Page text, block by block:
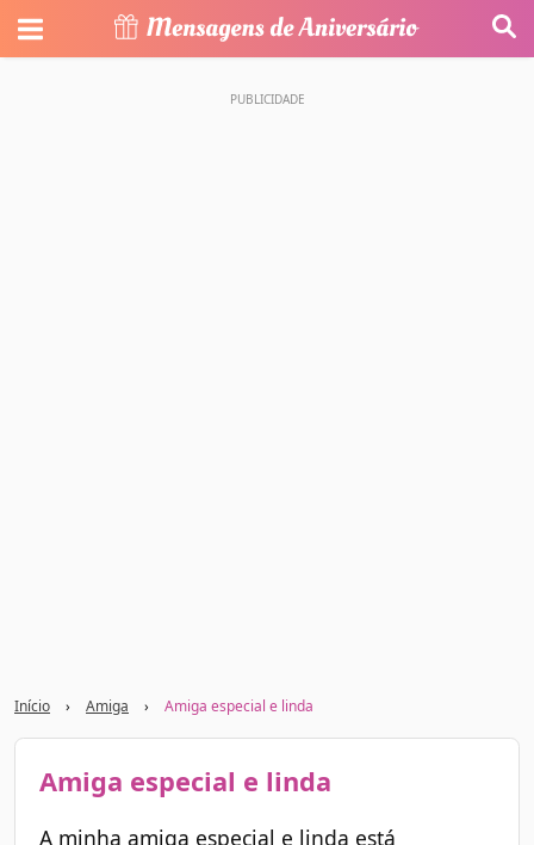
Início › Amiga › Amiga especial e linda
Amiga especial e linda
A minha amiga especial e linda está